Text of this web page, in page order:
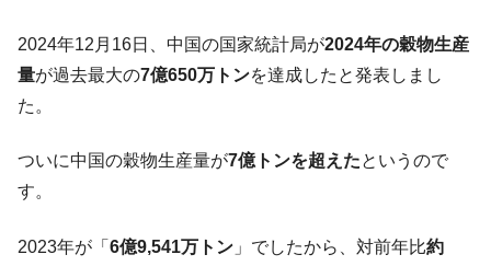
ても」⇒ 257万人赦免したのに60万人がまた延滞者に転
『Money1』
韓国「2026年07月の輸出入」絶好調。半導
体だけで410億ドル、輸出全体の41％もある
や、若者に起業させよう」⇒ どんな雇用対策だソレ。
2024年12月16日、中国の国家統計局が2024年の穀物生産
量が過去最大の7億650万トンを達成したと発表しまし
た。
ついに中国の穀物生産量が7億トンを超えたというので
す。
2023年が「 6億9,541万トン 」でしたから、対前年比約